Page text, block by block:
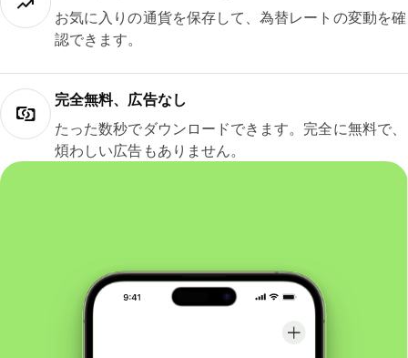
お気に入りの通貨を保存して、為替レートの変動を確
認できます。
完全無料、広告なし
たった数秒でダウンロードできます。完全に無料で、
煩わしい広告もありません。